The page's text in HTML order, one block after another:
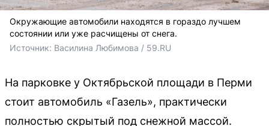
Окружающие автомобили находятся в гораздо лучшем
состоянии или уже расчищены от снега.
Источник: Василина Любимова / 59.RU
На парковке у Октябрьской площади в Перми
стоит автомобиль «Газель», практически
полностью скрытый под снежной массой.